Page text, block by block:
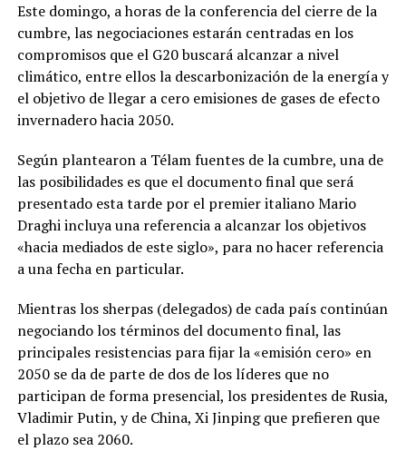
Este domingo, a horas de la conferencia del cierre de la
cumbre, las negociaciones estarán centradas en los
compromisos que el G20 buscará alcanzar a nivel
climático, entre ellos la descarbonización de la energía y
el objetivo de llegar a cero emisiones de gases de efecto
invernadero hacia 2050.
Según plantearon a Télam fuentes de la cumbre, una de
las posibilidades es que el documento final que será
presentado esta tarde por el premier italiano Mario
Draghi incluya una referencia a alcanzar los objetivos
«hacia mediados de este siglo», para no hacer referencia
a una fecha en particular.
Mientras los sherpas (delegados) de cada país continúan
negociando los términos del documento final, las
principales resistencias para fijar la «emisión cero» en
2050 se da de parte de dos de los líderes que no
participan de forma presencial, los presidentes de Rusia,
Vladimir Putin, y de China, Xi Jinping que prefieren que
el plazo sea 2060.